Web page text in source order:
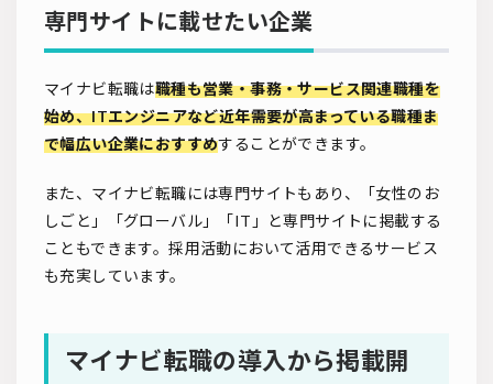
専門サイトに載せたい企業
マイナビ転職は職種も営業・事務・サービス関連職種を
始め、ITエンジニアなど近年需要が高まっている職種ま
で幅広い企業におすすめすることができます。
また、マイナビ転職には専門サイトもあり、「女性のお
しごと」「グローバル」「IT」と専門サイトに掲載する
こともできます。採用活動において活用できるサービス
も充実しています。
マイナビ転職の導入から掲載開